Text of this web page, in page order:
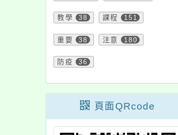
教學 38 課程 151
重要 38 注意 180
防疫 36
頁面QRcode